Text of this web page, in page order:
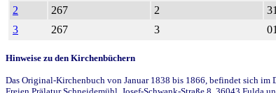
2
267 2
3
267 3
Hinweise zu den Kirchenbüchern
Das Original-Kirchenbuch von Januar 1838 bis 1866, befindet sich